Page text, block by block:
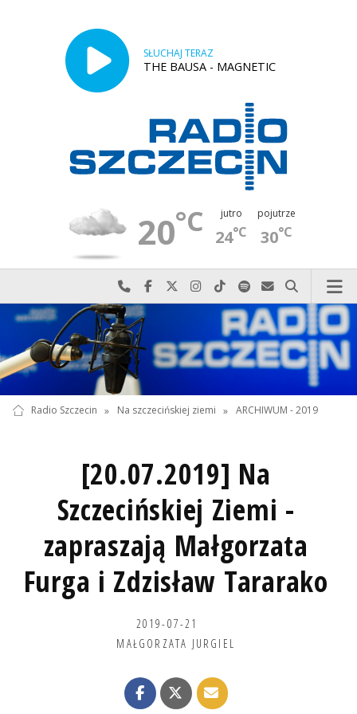
SŁUCHAJ TERAZ
THE BAUSA - MAGNETIC
20°C jutro
24°C
pojutrze
30°C
Najlepiej po prostu do nas zadzwoń
Odwiedź nas na Facebook-u
Odwiedź nas na X
Odwiedź nas na Instagram-ie
Odwiedź nas na TikTok-u
Szukaj nas na Spotify
Wyślij do nas
Szukaj
Radio Szczecin » Na szczecińskiej ziemi » ARCHIWUM - 2019
[20.07.2019] Na
Szczecińskiej Ziemi -
zapraszają Małgorzata
Furga i Zdzisław Tararako
2019-07-21
MAŁGORZATA JURGIEL